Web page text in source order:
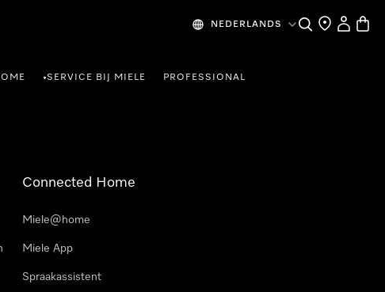
NEDERLANDS Wat zoek je?
Dealer zoeken
Mijn
•SERVICE BIJ MIELE PROFESSIONAL
Connected Home
Miele@home
Miele App
Spraakassistent